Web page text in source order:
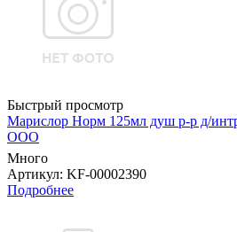
Быстрый просмотр
Марислор Норм 125мл душ р-р д/
ООО
Много
Артикул: KF-00002390
Подробнее